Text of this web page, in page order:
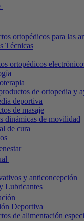
ortopédicos para las
Técnicas
ortopédicos
de ortopedia y
deportiva
de masaje
dinámicas de movilidad
de cura
y anticoncepción
Lubricantes
Deportiva
de alimentación